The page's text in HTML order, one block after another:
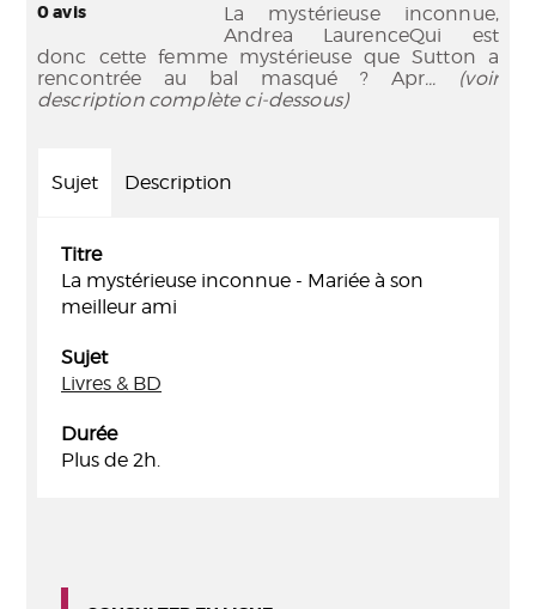
0avis
La mystérieuse inconnue,
Andrea LaurenceQui est
donc cette femme mystérieuse que Sutton a
rencontrée au bal masqué ? Apr... (voir
description complète ci-dessous)
Sujet Description
Titre
La mystérieuse inconnue - Mariée à son
meilleur ami
Sujet
Livres & BD
Durée
Plus de 2h.